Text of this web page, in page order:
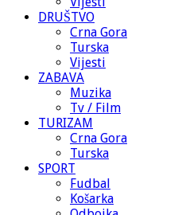
DRUŠTVO
Crna Gora
Turska
Vijesti
ZABAVA
Muzika
Tv / Film
TURIZAM
Crna Gora
Turska
SPORT
Fudbal
Košarka